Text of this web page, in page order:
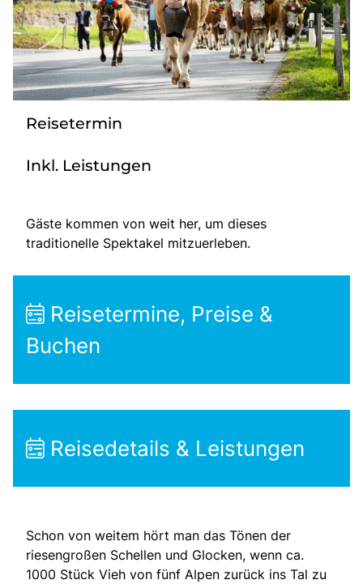
Kontakt
Reisetermin
Inkl. Leistungen
Gäste kommen von weit her, um dieses
traditionelle Spektakel mitzuerleben.
Reisetermine, Preise &
Buchen
Reisedetails & Leistungen
Schon von weitem hört man das Tönen der
riesengroßen Schellen und Glocken, wenn ca.
1000 Stück Vieh von fünf Alpen zurück ins Tal zu